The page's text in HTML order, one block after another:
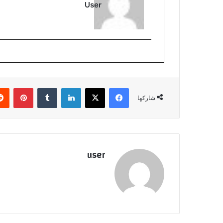
User
شاركها
فيسبوك ‫X لينكدإن
user